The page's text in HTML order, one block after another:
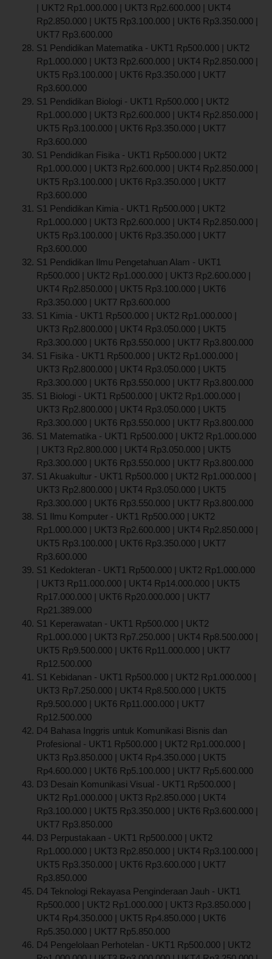
| UKT2 Rp1.000.000 | UKT3 Rp2.600.000 | UKT4
Rp2.850.000 | UKT5 Rp3.100.000 | UKT6 Rp3.350.000 |
UKT7 Rp3.600.000
S1 Pendidikan Matematika - UKT1 Rp500.000 | UKT2
Rp1.000.000 | UKT3 Rp2.600.000 | UKT4 Rp2.850.000 |
UKT5 Rp3.100.000 | UKT6 Rp3.350.000 | UKT7
Rp3.600.000
S1 Pendidikan Biologi - UKT1 Rp500.000 | UKT2
Rp1.000.000 | UKT3 Rp2.600.000 | UKT4 Rp2.850.000 |
UKT5 Rp3.100.000 | UKT6 Rp3.350.000 | UKT7
Rp3.600.000
S1 Pendidikan Fisika - UKT1 Rp500.000 | UKT2
Rp1.000.000 | UKT3 Rp2.600.000 | UKT4 Rp2.850.000 |
UKT5 Rp3.100.000 | UKT6 Rp3.350.000 | UKT7
Rp3.600.000
S1 Pendidikan Kimia - UKT1 Rp500.000 | UKT2
Rp1.000.000 | UKT3 Rp2.600.000 | UKT4 Rp2.850.000 |
UKT5 Rp3.100.000 | UKT6 Rp3.350.000 | UKT7
Rp3.600.000
S1 Pendidikan Ilmu Pengetahuan Alam - UKT1
Rp500.000 | UKT2 Rp1.000.000 | UKT3 Rp2.600.000 |
UKT4 Rp2.850.000 | UKT5 Rp3.100.000 | UKT6
Rp3.350.000 | UKT7 Rp3.600.000
S1 Kimia - UKT1 Rp500.000 | UKT2 Rp1.000.000 |
UKT3 Rp2.800.000 | UKT4 Rp3.050.000 | UKT5
Rp3.300.000 | UKT6 Rp3.550.000 | UKT7 Rp3.800.000
S1 Fisika - UKT1 Rp500.000 | UKT2 Rp1.000.000 |
UKT3 Rp2.800.000 | UKT4 Rp3.050.000 | UKT5
Rp3.300.000 | UKT6 Rp3.550.000 | UKT7 Rp3.800.000
S1 Biologi - UKT1 Rp500.000 | UKT2 Rp1.000.000 |
UKT3 Rp2.800.000 | UKT4 Rp3.050.000 | UKT5
Rp3.300.000 | UKT6 Rp3.550.000 | UKT7 Rp3.800.000
S1 Matematika - UKT1 Rp500.000 | UKT2 Rp1.000.000
| UKT3 Rp2.800.000 | UKT4 Rp3.050.000 | UKT5
Rp3.300.000 | UKT6 Rp3.550.000 | UKT7 Rp3.800.000
S1 Akuakultur - UKT1 Rp500.000 | UKT2 Rp1.000.000 |
UKT3 Rp2.800.000 | UKT4 Rp3.050.000 | UKT5
Rp3.300.000 | UKT6 Rp3.550.000 | UKT7 Rp3.800.000
S1 Ilmu Komputer - UKT1 Rp500.000 | UKT2
Rp1.000.000 | UKT3 Rp2.600.000 | UKT4 Rp2.850.000 |
UKT5 Rp3.100.000 | UKT6 Rp3.350.000 | UKT7
Rp3.600.000
S1 Kedokteran - UKT1 Rp500.000 | UKT2 Rp1.000.000
| UKT3 Rp11.000.000 | UKT4 Rp14.000.000 | UKT5
Rp17.000.000 | UKT6 Rp20.000.000 | UKT7
Rp21.389.000
S1 Keperawatan - UKT1 Rp500.000 | UKT2
Rp1.000.000 | UKT3 Rp7.250.000 | UKT4 Rp8.500.000 |
UKT5 Rp9.500.000 | UKT6 Rp11.000.000 | UKT7
Rp12.500.000
S1 Kebidanan - UKT1 Rp500.000 | UKT2 Rp1.000.000 |
UKT3 Rp7.250.000 | UKT4 Rp8.500.000 | UKT5
Rp9.500.000 | UKT6 Rp11.000.000 | UKT7
Rp12.500.000
D4 Bahasa Inggris untuk Komunikasi Bisnis dan
Profesional - UKT1 Rp500.000 | UKT2 Rp1.000.000 |
UKT3 Rp3.850.000 | UKT4 Rp4.350.000 | UKT5
Rp4.600.000 | UKT6 Rp5.100.000 | UKT7 Rp5.600.000
D3 Desain Komunikasi Visual - UKT1 Rp500.000 |
UKT2 Rp1.000.000 | UKT3 Rp2.850.000 | UKT4
Rp3.100.000 | UKT5 Rp3.350.000 | UKT6 Rp3.600.000 |
UKT7 Rp3.850.000
D3 Perpustakaan - UKT1 Rp500.000 | UKT2
Rp1.000.000 | UKT3 Rp2.850.000 | UKT4 Rp3.100.000 |
UKT5 Rp3.350.000 | UKT6 Rp3.600.000 | UKT7
Rp3.850.000
D4 Teknologi Rekayasa Penginderaan Jauh - UKT1
Rp500.000 | UKT2 Rp1.000.000 | UKT3 Rp3.850.000 |
UKT4 Rp4.350.000 | UKT5 Rp4.850.000 | UKT6
Rp5.350.000 | UKT7 Rp5.850.000
D4 Pengelolaan Perhotelan - UKT1 Rp500.000 | UKT2